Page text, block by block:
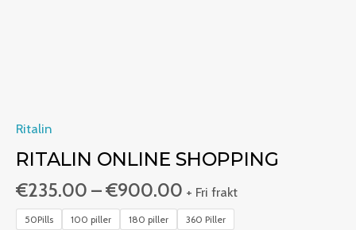
Ritalin
RITALIN ONLINE SHOPPING
€235.00 –€900.00 + Fri frakt
50Pills 100 piller 180 piller 360 Piller